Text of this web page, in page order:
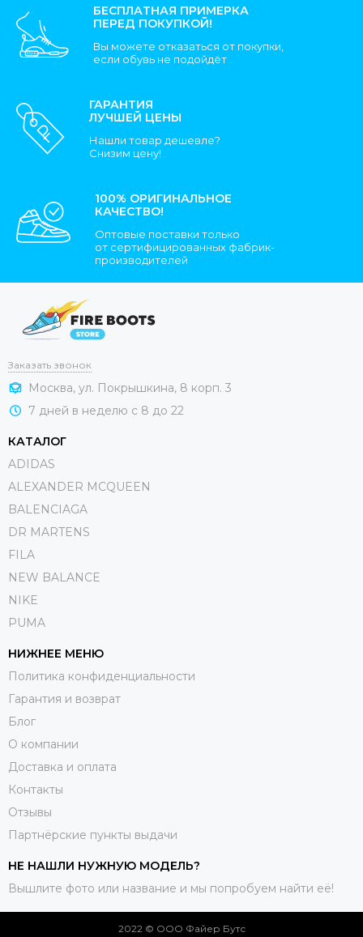
БЕСПЛАТНАЯ ПРИМЕРКА
ПЕРЕД ПОКУПКОЙ!
Вы можете отказаться от покупки,
если обувь не подойдёт
ГАРАНТИЯ
ЛУЧШЕЙ ЦЕНЫ
Нашли товар дешевле?
Снизим цену!
100% ОРИГИНАЛЬНОЕ
КАЧЕСТВО!
Оптовые поставки только
от сертифицированных фабрик-
производителей
Заказать звонок
Москва, ул. Покрышкина, 8 корп. 3
7 дней в неделю с 8 до 22
КАТАЛОГ
ADIDAS
ALEXANDER MCQUEEN
BALENCIAGA
DR MARTENS
FILA
NEW BALANCE
NIKE
PUMA
НИЖНЕЕ МЕНЮ
Политика конфиденциальности
Гарантия и возврат
Блог
О компании
Доставка и оплата
Контакты
Отзывы
Партнёрские пункты выдачи
НЕ НАШЛИ НУЖНУЮ МОДЕЛЬ?
Вышлите фото или название и мы попробуем найти её!
2022 © ООО Файер Бутс